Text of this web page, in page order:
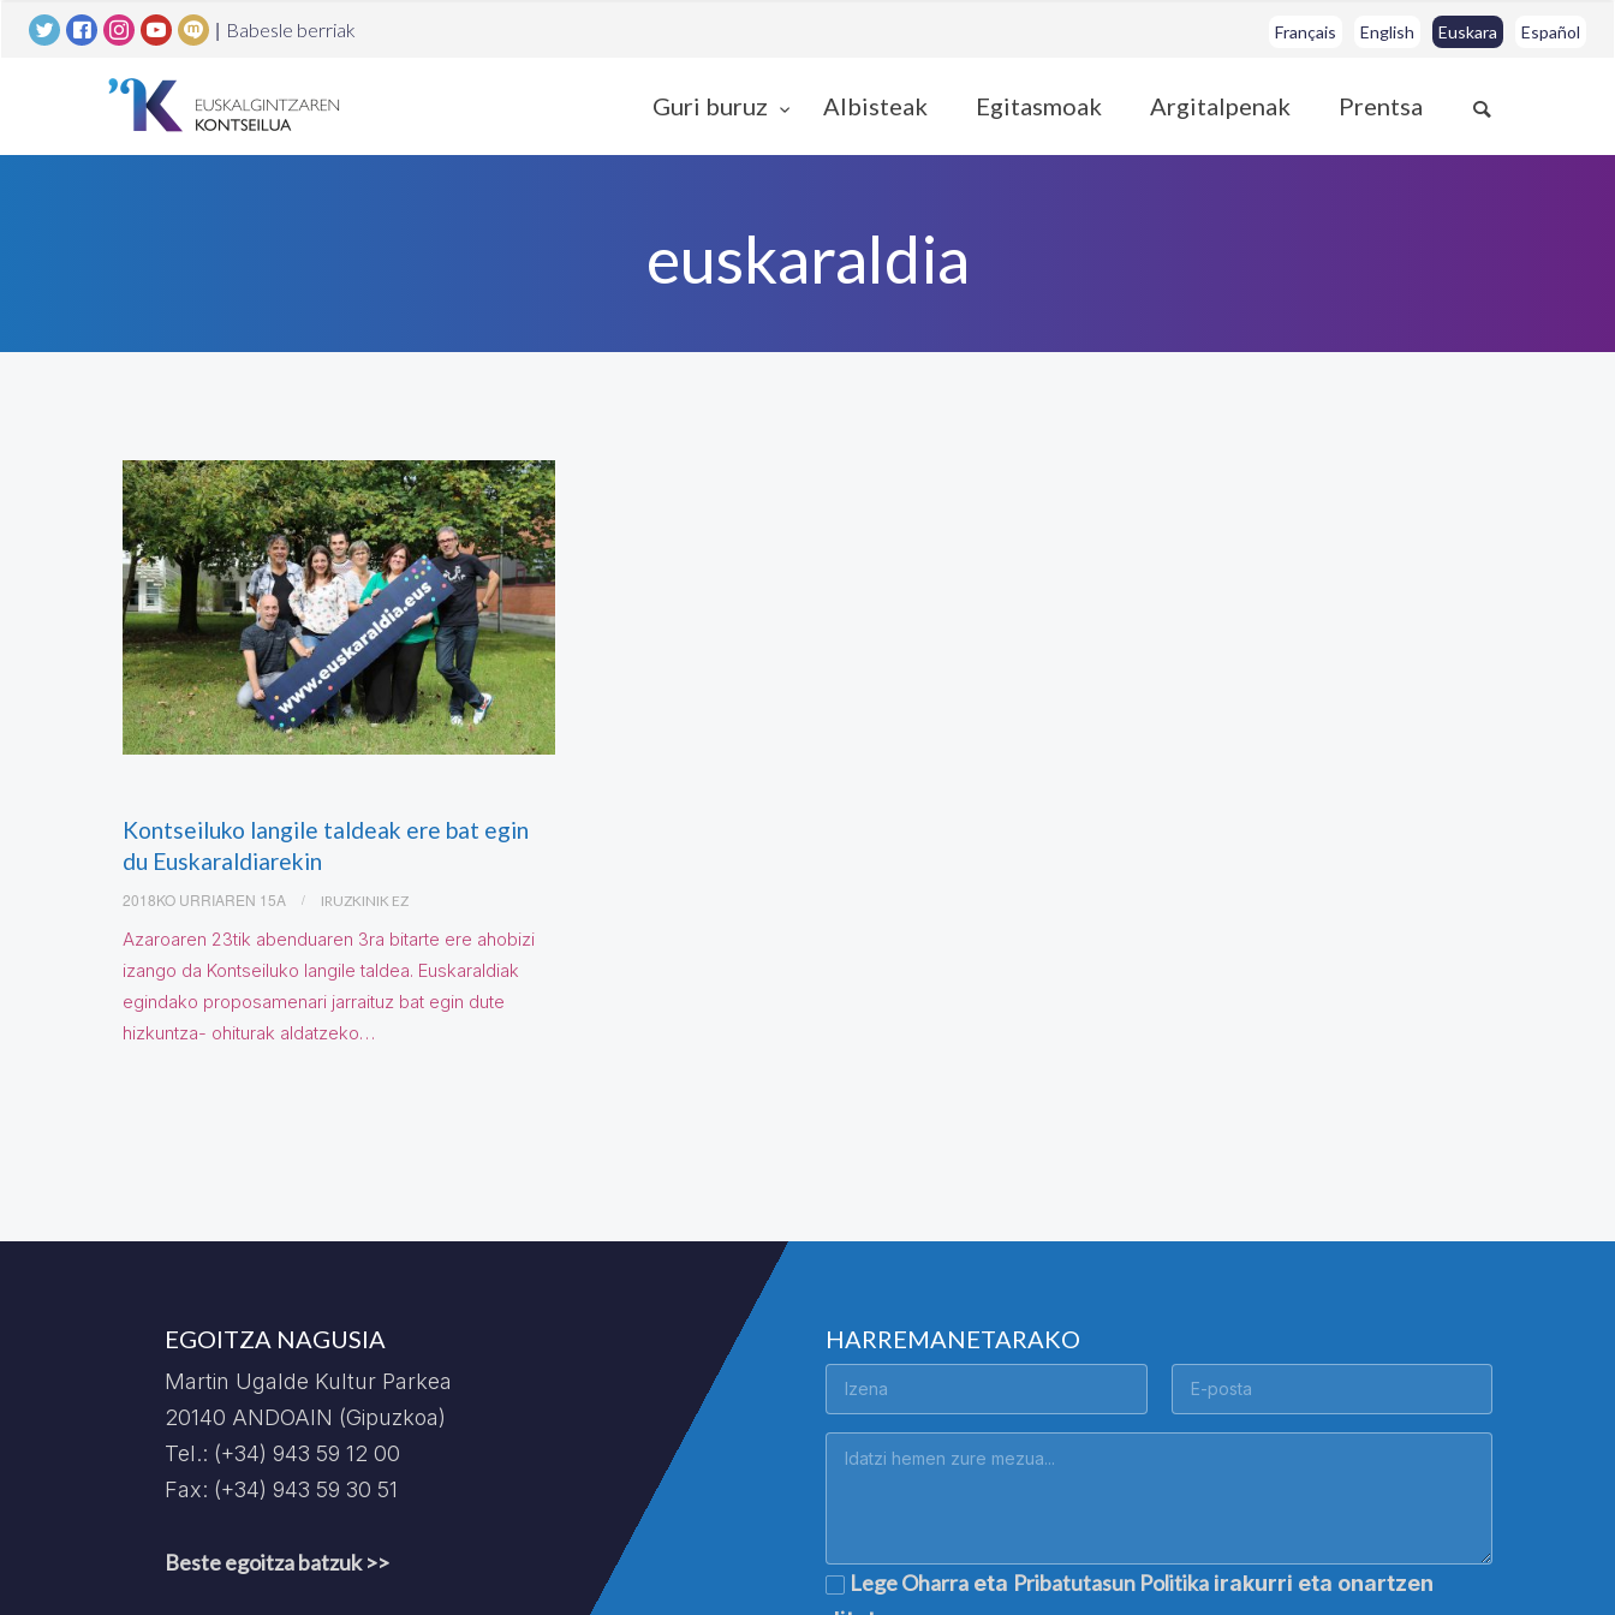
| Babesle berriak Français English Euskara Español
Guri buruz Albisteak Egitasmoak Argitalpenak Prentsa
euskaraldia
Kontseiluko langile taldeak ere bat egin
du Euskaraldiarekin
2018KO URRIAREN 15A IRUZKINIK EZ
Azaroaren 23tik abenduaren 3ra bitarte ere ahobizi
izango da Kontseiluko langile taldea. Euskaraldiak
egindako proposamenari jarraituz bat egin dute
hizkuntza- ohiturak aldatzeko…
EGOITZA NAGUSIA
Martin Ugalde Kultur Parkea
20140 ANDOAIN (Gipuzkoa)
Tel.: (+34) 943 59 12 00
Fax: (+34) 943 59 30 51
Beste egoitza batzuk >>
HARREMANETARAKO
Lege Oharra eta Pribatutasun Politika irakurri eta onartzen